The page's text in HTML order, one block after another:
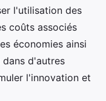
l'utilisation des
coûts associés
économies ainsi
dans d'autres
l'innovation et